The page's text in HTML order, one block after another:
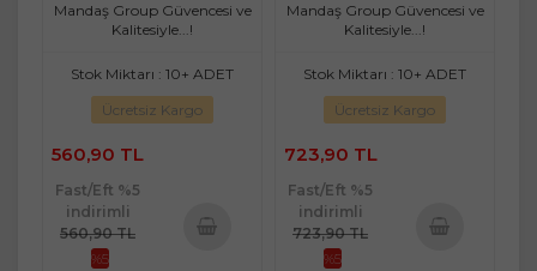
Mandaş Group Güvencesi ve
Kalitesiyle...!
Stok Miktarı : 10+ ADET
Ücretsiz Kargo
560,90 TL
Fast/Eft %5
indirimli
560,90 TL
%5
Mandaş Group Güvencesi ve
Kalitesiyle...!
Stok Miktarı : 10+ ADET
Ücretsiz Kargo
723,90 TL
Fast/Eft %5
indirimli
723,90 TL
%5